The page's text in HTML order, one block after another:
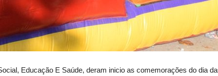
Educação E Saúde, deram inicio as comemorações do dia